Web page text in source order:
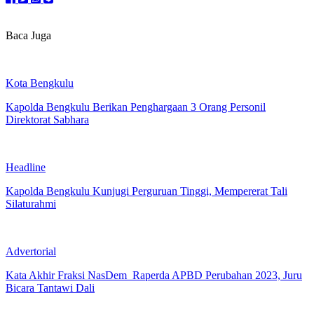
Baca Juga
Kota Bengkulu
Kapolda Bengkulu Berikan Penghargaan 3 Orang Personil
Direktorat Sabhara
Headline
Kapolda Bengkulu Kunjugi Perguruan Tinggi, Mempererat Tali
Silaturahmi
Advertorial
Kata Akhir Fraksi NasDem Raperda APBD Perubahan 2023, Juru
Bicara Tantawi Dali